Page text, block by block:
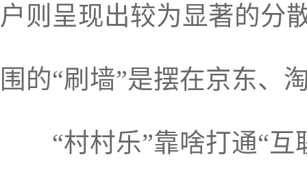
户则呈现出较为显著的分
围的“刷墙”是摆在京东、
“村村乐”靠啥打通“互